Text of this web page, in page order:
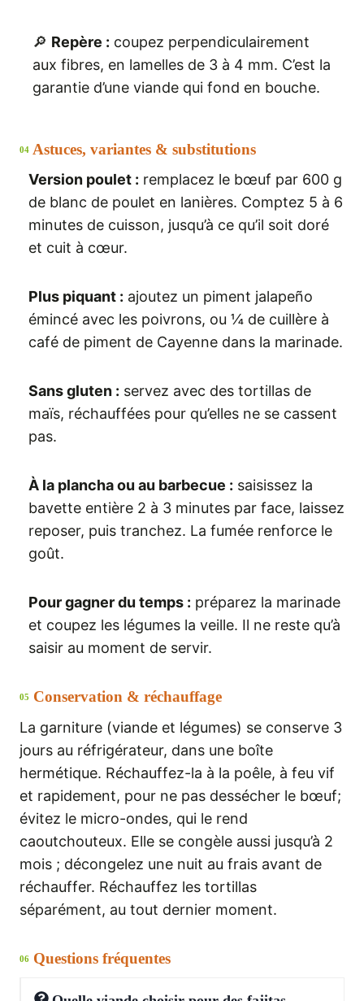
🔎 Repère : coupez perpendiculairement
aux fibres, en lamelles de 3 à 4 mm. C’est la
garantie d’une viande qui fond en bouche.
04 Astuces, variantes & substitutions
Version poulet : remplacez le bœuf par 600 g
de blanc de poulet en lanières. Comptez 5 à 6
minutes de cuisson, jusqu’à ce qu’il soit doré
et cuit à cœur.
Plus piquant : ajoutez un piment jalapeño
émincé avec les poivrons, ou ¼ de cuillère à
café de piment de Cayenne dans la marinade.
Sans gluten : servez avec des tortillas de
maïs, réchauffées pour qu’elles ne se cassent
pas.
À la plancha ou au barbecue : saisissez la
bavette entière 2 à 3 minutes par face, laissez
reposer, puis tranchez. La fumée renforce le
goût.
Pour gagner du temps : préparez la marinade
et coupez les légumes la veille. Il ne reste qu’à
saisir au moment de servir.
05 Conservation & réchauffage
La garniture (viande et légumes) se conserve 3
jours au réfrigérateur, dans une boîte
hermétique. Réchauffez-la à la poêle, à feu vif
et rapidement, pour ne pas dessécher le bœuf;
évitez le micro-ondes, qui le rend
caoutchouteux. Elle se congèle aussi jusqu’à 2
mois ; décongelez une nuit au frais avant de
réchauffer. Réchauffez les tortillas
séparément, au tout dernier moment.
06 Questions fréquentes